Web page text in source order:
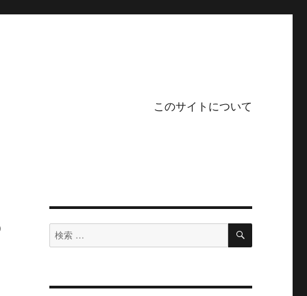
このサイトについて
検
索
検